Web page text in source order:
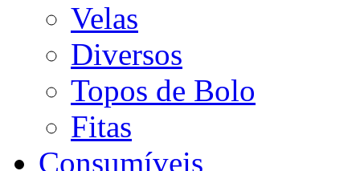
Velas
Diversos
Topos de Bolo
Fitas
Consumíveis